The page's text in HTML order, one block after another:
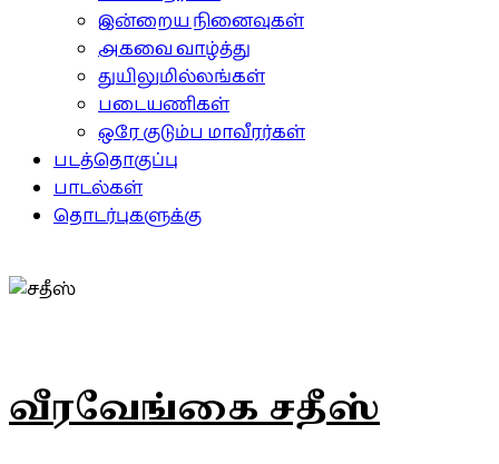
இன்றைய நினைவுகள்
அகவை வாழ்த்து
துயிலுமில்லங்கள்
படையணிகள்
ஒரே குடும்ப மாவீரர்கள்
படத்தொகுப்பு
பாடல்கள்
தொடர்புகளுக்கு
வீரவேங்கை சதீஸ்